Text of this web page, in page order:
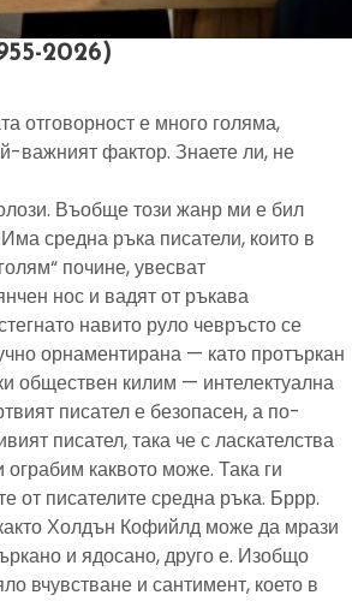
2026)
отговорност е много голяма,
важният фактор. Знаете ли, не
Въобще този жанр ми е бил
средна ръка писатели, които в
почине, увесват
нос и вадят от ръкава
навито руло чевръсто се
орнаментирана — като протъркан
обществен килим — интелектуална
писател е безопасен, а по-
писател, така че с ласкателства
каквото може. Така ги
от писателите средна ръка. Бррр.
Холдън Кофийлд може да мрази
и ядосано, друго е. Изобщо
вчувстване и сантимент, което в